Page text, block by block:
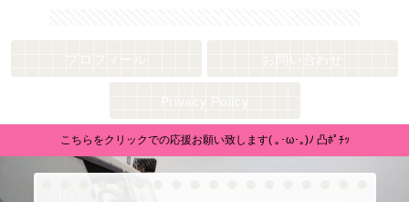
こちらをクリックでの応援お願い致します( ｡･ω･｡)ﾉ 凸ﾎﾟﾁｯ